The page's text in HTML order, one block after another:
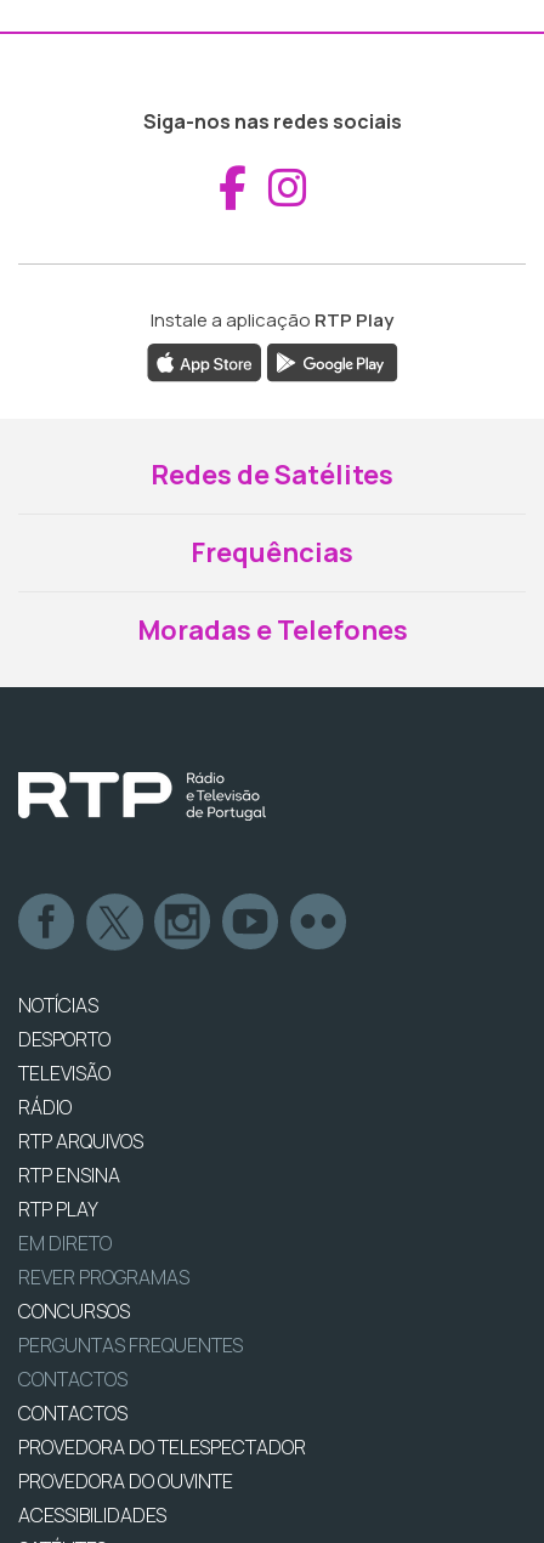
Siga-nos nas redes sociais
Aceder ao
Instale a aplicação RTP Play
Redes de Satélites
Frequências
Moradas e Telefones
NOTÍCIAS
DESPORTO
TELEVISÃO
RÁDIO
RTP ARQUIVOS
RTP ENSINA
RTP PLAY
EM DIRETO
REVER PROGRAMAS
CONCURSOS
PERGUNTAS FREQUENTES
CONTACTOS
CONTACTOS
PROVEDORA DO TELESPECTADOR
PROVEDORA DO OUVINTE
ACESSIBILIDADES